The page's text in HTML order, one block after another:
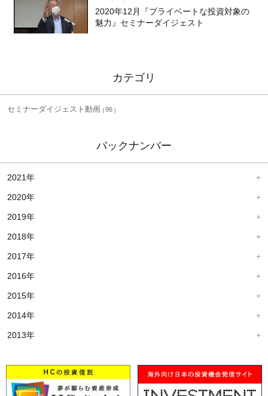
2020年12月『プライベートな投資対象の
魅力』セミナーダイジェスト
カテゴリ
セミナーダイジェスト動画 96
バックナンバー
2021年
2020年
2019年
2018年
2017年
2016年
2015年
2014年
2013年